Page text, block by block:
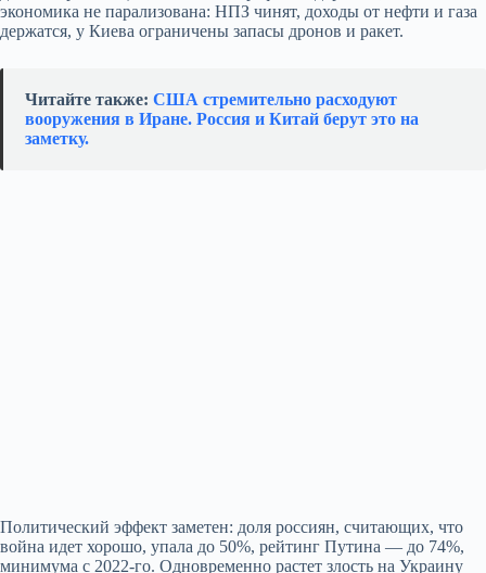
экономика не парализована: НПЗ чинят, доходы от нефти и газа
держатся, у Киева ограничены запасы дронов и ракет.
Читайте также: США стремительно расходуют
вооружения в Иране. Россия и Китай берут это на
заметку.
Политический эффект заметен: доля россиян, считающих, что
война идет хорошо, упала до 50%, рейтинг Путина — до 74%,
минимума с 2022‑го. Одновременно растет злость на Украину